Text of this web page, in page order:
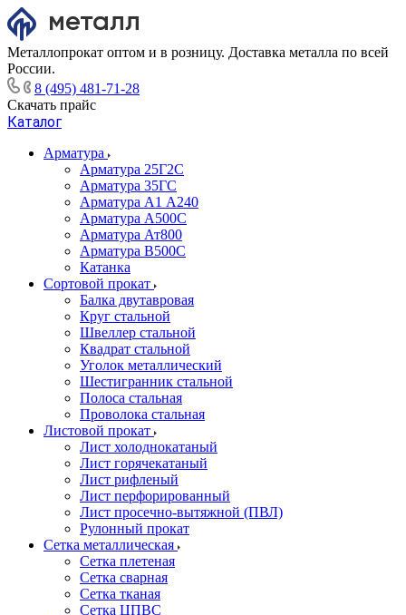
Металлопрокат оптом и в розницу. Доставка металла по всей
России.
8 (495) 481-71-28
Скачать прайс
Каталог
Арматура
Арматура 25Г2С
Арматура 35ГС
Арматура А1 А240
Арматура А500С
Арматура Ат800
Арматура В500С
Катанка
Сортовой прокат
Балка двутавровая
Круг стальной
Швеллер стальной
Квадрат стальной
Уголок металлический
Шестигранник стальной
Полоса стальная
Проволока стальная
Листовой прокат
Лист холоднокатаный
Лист горячекатаный
Лист рифленый
Лист перфорированный
Лист просечно-вытяжной (ПВЛ)
Рулонный прокат
Сетка металлическая
Сетка плетеная
Сетка сварная
Сетка тканая
Сетка ЦПВС